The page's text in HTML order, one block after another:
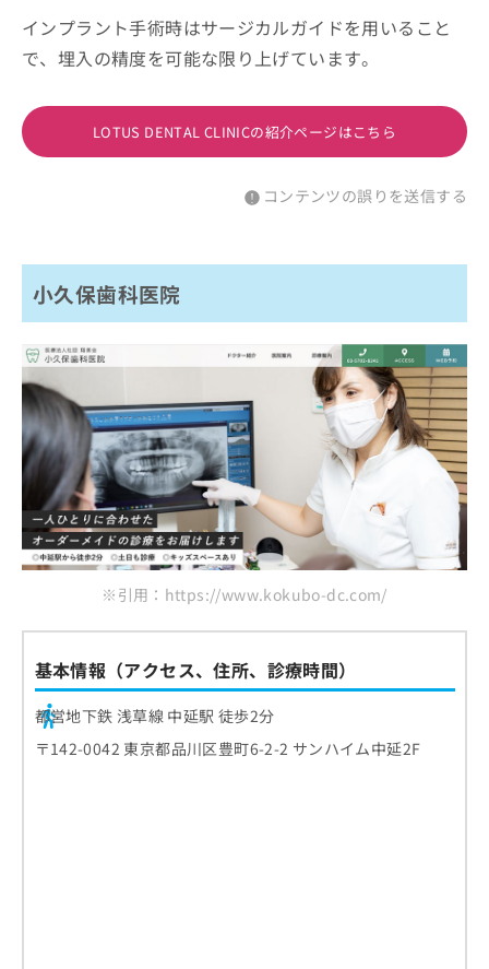
インプラント手術時はサージカルガイドを用いること
で、埋入の精度を可能な限り上げています。
LOTUS DENTAL CLINICの紹介ページはこちら
コンテンツの誤りを送信する
小久保歯科医院
※引用：https://www.kokubo-dc.com/
基本情報（アクセス、住所、診療時間）
都営地下鉄 浅草線 中延駅 徒歩2分
〒142-0042 東京都品川区豊町6-2-2 サンハイム中延2F